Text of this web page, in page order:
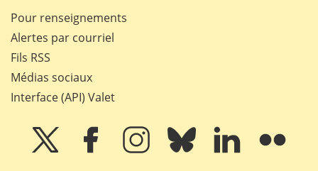
Pour renseignements
Alertes par courriel
Fils RSS
Médias sociaux
Interface (API) Valet